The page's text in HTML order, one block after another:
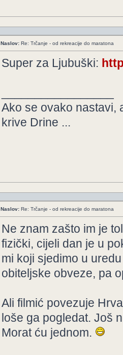
Naslov: Re: Trčanje - od rekreacije do maratona
Super za Ljubuški:
Ako se ovako nastavi,
krive Drine ...
Naslov: Re: Trčanje - od rekreacije do maratona
Ne znam zašto im je
fizički, cijeli dan je u
mi koji sjedimo u
obiteljske obveze, pa
Ali filmić povezuje
loše ga pogledat. Još
Morat ću jednom.